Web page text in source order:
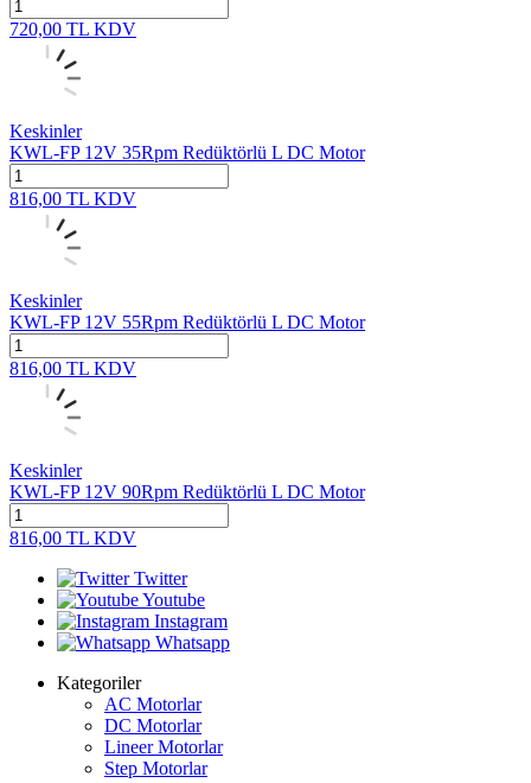
720,00 TL KDV
Keskinler
KWL-FP 12V 35Rpm Redüktörlü L DC Motor
816,00 TL KDV
Keskinler
KWL-FP 12V 55Rpm Redüktörlü L DC Motor
816,00 TL KDV
Keskinler
KWL-FP 12V 90Rpm Redüktörlü L DC Motor
816,00 TL KDV
Twitter
Youtube
Instagram
Whatsapp
Kategoriler
AC Motorlar
DC Motorlar
Lineer Motorlar
Step Motorlar